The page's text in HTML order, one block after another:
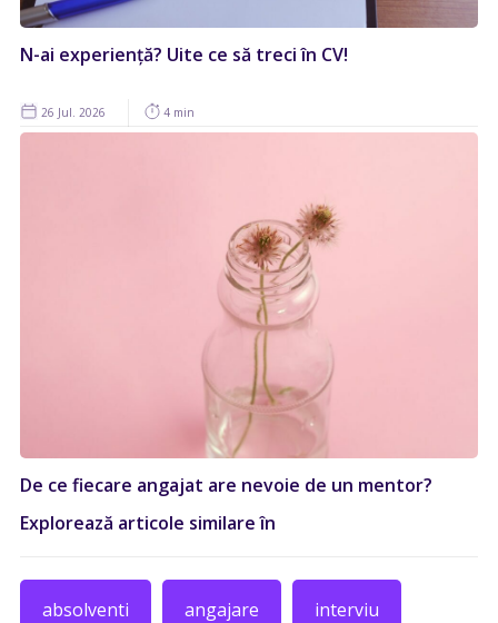
N-ai experiență? Uite ce să treci în CV!
26 Jul. 2026 4 min
De ce fiecare angajat are nevoie de un mentor?
Explorează articole similare în
absolventi angajare interviu